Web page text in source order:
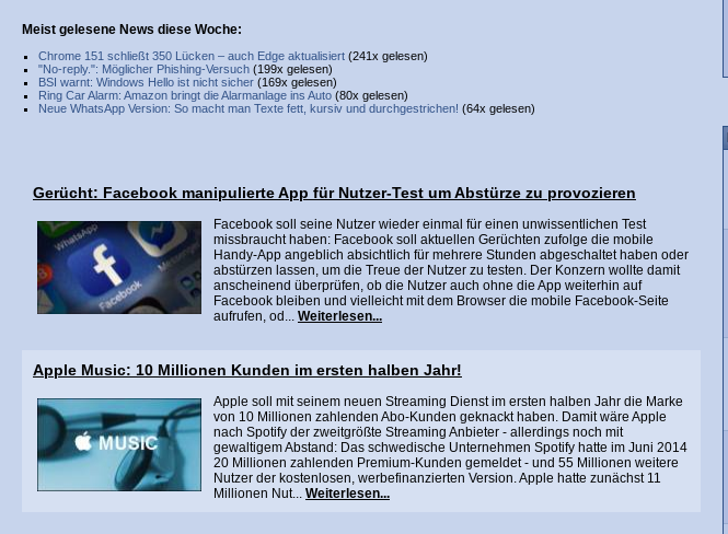
Meist gelesene News diese Woche:
Chrome 151 schließt 350 Lücken – auch Edge aktualisiert (241x gelesen)
"No-reply.": Möglicher Phishing-Versuch (199x gelesen)
BSI warnt: Windows Hello ist nicht sicher (169x gelesen)
Ring Car Alarm: Amazon bringt die Alarmanlage ins Auto (80x gelesen)
Neue WhatsApp Version: So macht man Texte fett, kursiv und durchgestrichen! (64x gelesen)
Gerücht: Facebook manipulierte App für Nutzer-Test um Abstürze zu provozieren
Facebook soll seine Nutzer wieder einmal für einen unwissentlichen Test
missbraucht haben: Facebook soll aktuellen Gerüchten zufolge die mobile
Handy-App angeblich absichtlich für mehrere Stunden abgeschaltet haben oder
abstürzen lassen, um die Treue der Nutzer zu testen. Der Konzern wollte damit
anscheinend überprüfen, ob die Nutzer auch ohne die App weiterhin auf
Facebook bleiben und vielleicht mit dem Browser die mobile Facebook-Seite
aufrufen, od... Weiterlesen...
Apple Music: 10 Millionen Kunden im ersten halben Jahr!
Apple soll mit seinem neuen Streaming Dienst im ersten halben Jahr die Marke
von 10 Millionen zahlenden Abo-Kunden geknackt haben. Damit wäre Apple
nach Spotify der zweitgrößte Streaming Anbieter - allerdings noch mit
gewaltigem Abstand: Das schwedische Unternehmen Spotify hatte im Juni 2014
20 Millionen zahlenden Premium-Kunden gemeldet - und 55 Millionen weitere
Nutzer der kostenlosen, werbefinanzierten Version. Apple hatte zunächst 11
Millionen Nut... Weiterlesen...